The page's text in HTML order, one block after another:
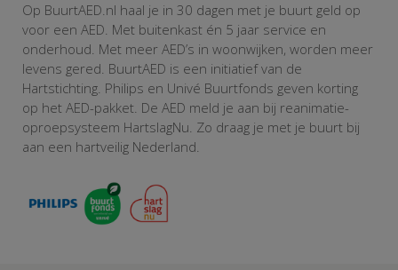
Op BuurtAED.nl haal je in 30 dagen met je buurt geld op
voor een AED. Met buitenkast én 5 jaar service en
onderhoud. Met meer AED’s in woonwijken, worden meer
levens gered. BuurtAED is een initiatief van de
Hartstichting. Philips en Univé Buurtfonds geven korting
op het AED-pakket. De AED meld je aan bij reanimatie-
oproepsysteem HartslagNu. Zo draag je met je buurt bij
aan een hartveilig Nederland.